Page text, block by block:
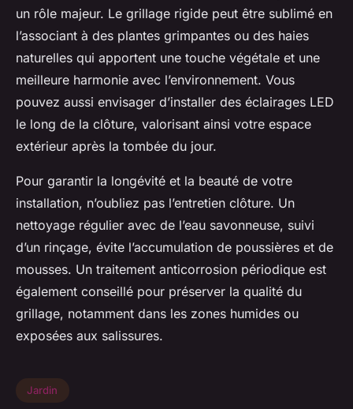
un rôle majeur. Le grillage rigide peut être sublimé en
l’associant à des plantes grimpantes ou des haies
naturelles qui apportent une touche végétale et une
meilleure harmonie avec l’environnement. Vous
pouvez aussi envisager d’installer des éclairages LED
le long de la clôture, valorisant ainsi votre espace
extérieur après la tombée du jour.
Pour garantir la longévité et la beauté de votre
installation, n’oubliez pas l’entretien clôture. Un
nettoyage régulier avec de l’eau savonneuse, suivi
d’un rinçage, évite l’accumulation de poussières et de
mousses. Un traitement anticorrosion périodique est
également conseillé pour préserver la qualité du
grillage, notamment dans les zones humides ou
exposées aux salissures.
Jardin